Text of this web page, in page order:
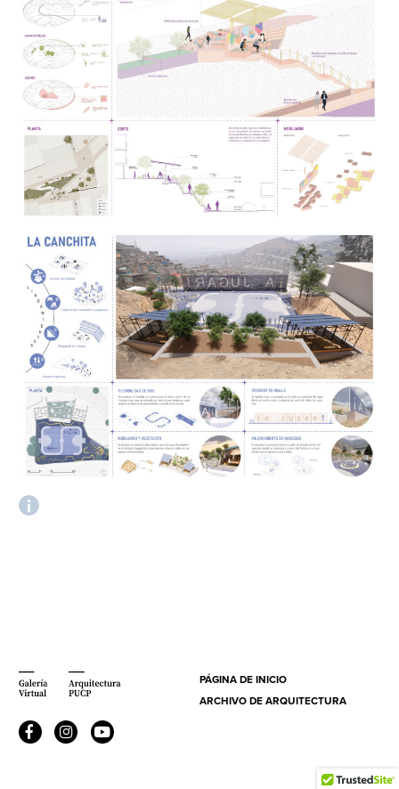
PÁGINA DE INICIO
ARCHIVO DE ARQUITECTURA